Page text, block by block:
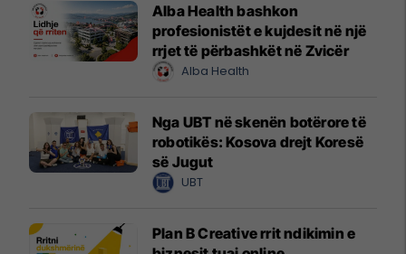
Alba Health bashkon
profesionistët e kujdesit në një
rrjet të përbashkët në Zvicër
Alba Health
Nga UBT në skenën botërore të
robotikës: Kosova drejt Koresë
së Jugut
UBT
Plan B Creative rrit ndikimin e